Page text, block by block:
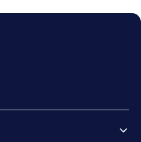
Directory GPO、
開について解説し
」のリンクを参照